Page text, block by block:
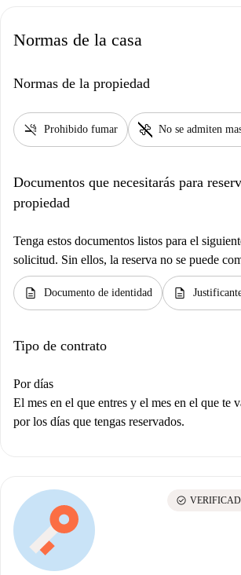
Normas de la casa
Normas de la propiedad
smoke_free Prohibido fumar pet_supplies No se admiten
Documentos que necesitarás para
propiedad
Tenga estos documentos listos para el
solicitud. Sin ellos, la reserva no se puede
description Documento de identidad description
Tipo de contrato
Por días
El mes en el que entres y el mes en el que te
por los días que tengas reservados.
check_circle